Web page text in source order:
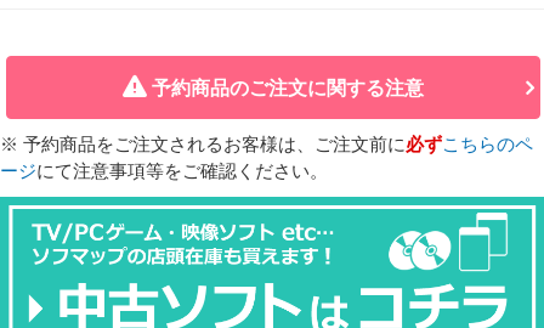
予約商品のご注文に関する注意
※ 予約商品をご注文されるお客様は、ご注文前に必ずこちらのペ
ージにて注意事項等をご確認ください。